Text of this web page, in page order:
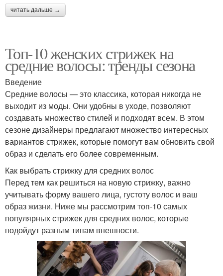
читать дальше →
Топ-10 женских стрижек на
средние волосы: тренды сезона
Введение
Средние волосы — это классика, которая никогда не
выходит из моды. Они удобны в уходе, позволяют
создавать множество стилей и подходят всем. В этом
сезоне дизайнеры предлагают множество интересных
вариантов стрижек, которые помогут вам обновить свой
образ и сделать его более современным.
Как выбрать стрижку для средних волос
Перед тем как решиться на новую стрижку, важно
учитывать форму вашего лица, густоту волос и ваш
образ жизни. Ниже мы рассмотрим топ-10 самых
популярных стрижек для средних волос, которые
подойдут разным типам внешности.